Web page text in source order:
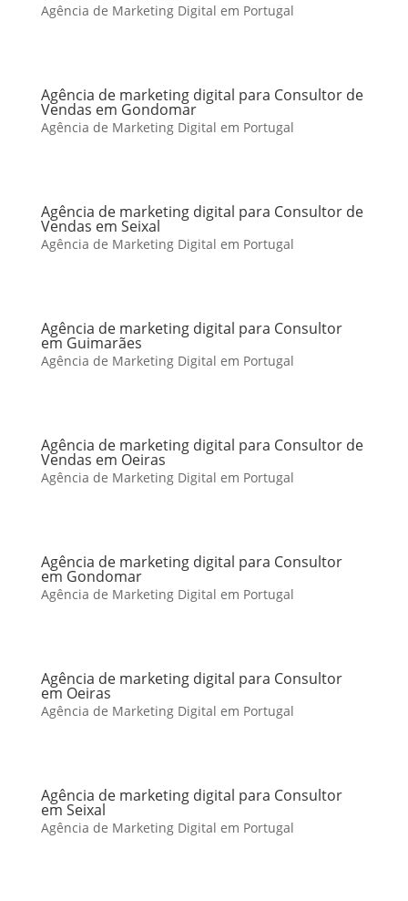
Agência de Marketing Digital em Portugal
Agência de marketing digital para Consultor de
Vendas em Gondomar
Agência de Marketing Digital em Portugal
Agência de marketing digital para Consultor de
Vendas em Seixal
Agência de Marketing Digital em Portugal
Agência de marketing digital para Consultor
em Guimarães
Agência de Marketing Digital em Portugal
Agência de marketing digital para Consultor de
Vendas em Oeiras
Agência de Marketing Digital em Portugal
Agência de marketing digital para Consultor
em Gondomar
Agência de Marketing Digital em Portugal
Agência de marketing digital para Consultor
em Oeiras
Agência de Marketing Digital em Portugal
Agência de marketing digital para Consultor
em Seixal
Agência de Marketing Digital em Portugal